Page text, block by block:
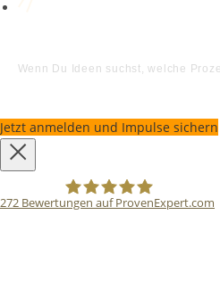
Wenn Du Ideen suchst, welche
Jetzt anmelden und Impulse sichern
272 Bewertungen auf ProvenExpert.com